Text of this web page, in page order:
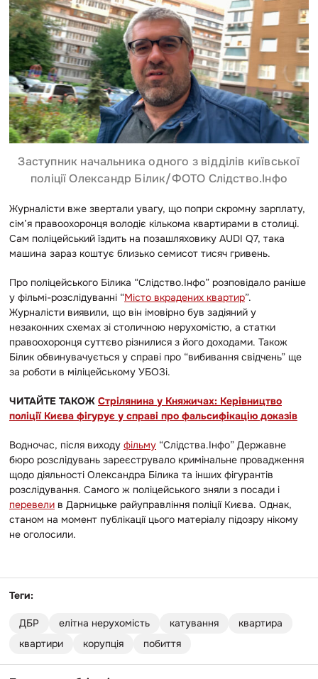
Заступник начальника одного з відділів київської
поліції Олександр Білик/ФОТО Слідство.Інфо
Журналісти вже звертали увагу, що попри скромну зарплату,
сім’я правоохоронця володіє кількома квартирами в столиці.
Сам поліцейський їздить на позашляховику AUDI Q7, така
машина зараз коштує близько семисот тисяч гривень.
Про поліцейського Білика “Слідство.Інфо” розповідало раніше
у фільмі-розслідуванні “Місто вкрадених квартир”.
Журналісти виявили, що він імовірно був задіяний у
незаконних схемах зі столичною нерухомістю, а статки
правоохоронця суттєво різнилися з його доходами. Також
Білик обвинувачується у справі про “вибивання свідчень” ще
за роботи в міліцейському УБОЗі.
ЧИТАЙТЕ ТАКОЖ Стрілянина у Княжичах: Керівництво
поліції Києва фігурує у справі про фальсифікацію доказів
Водночас, після виходу фільму “Слідства.Інфо” Державне
бюро розслідувань зареєструвало кримінальне провадження
щодо діяльності Олександра Білика та інших фігурантів
розслідування. Самого ж поліцейського зняли з посади і
перевели в Дарницьке райуправління поліції Києва. Однак,
станом на момент публікації цього матеріалу підозру нікому
не оголосили.
Теги:
ДБР елітна нерухомість катування
квартира
квартири
корупція побиття